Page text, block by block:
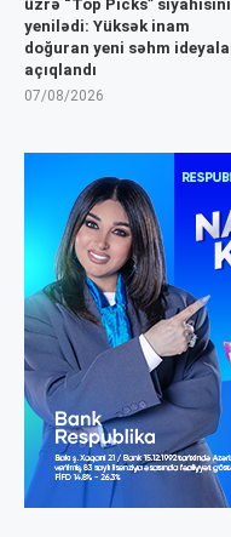
üzrə “Top Picks” siyahısını
yenilədi: Yüksək inam
doğuran yeni səhm
açıqlandı
07/08/2026